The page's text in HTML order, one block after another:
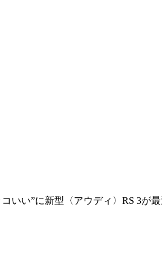
いい”に新型〈アウディ〉RS 3が